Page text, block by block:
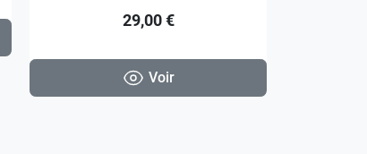
29,00 €
Voir